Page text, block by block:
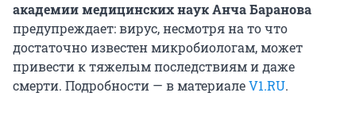
академии медицинских наук Анча Баранова
предупреждает: вирус, несмотря на то что
достаточно известен микробиологам, может
привести к тяжелым последствиям и даже
смерти. Подробности — в материалеV1.RU.